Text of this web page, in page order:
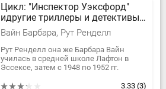
Цикл: "Инспектор Уэксфорд"
идругие триллеры и детективы.
Компиляция. Книги 1-35
Вайн Барбара, Рут Ренделл
Рут Ренделл она же Барбара Вайн
училась в средней школе Лафтон в
Эссексе, затем с 1948 по 1952 гг.
младшим редактором в Восточном
3.33 (3)